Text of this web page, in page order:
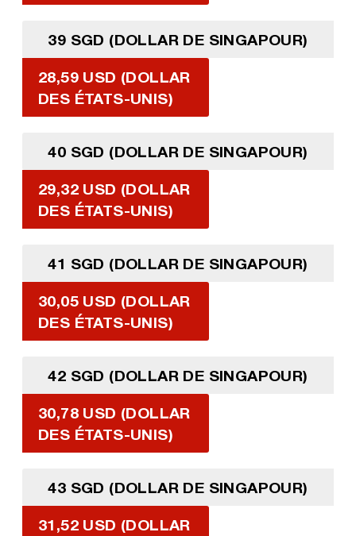
39 SGD (DOLLAR DE SINGAPOUR)
28,59 USD (DOLLAR
DES ÉTATS-UNIS)
40 SGD (DOLLAR DE SINGAPOUR)
29,32 USD (DOLLAR
DES ÉTATS-UNIS)
41 SGD (DOLLAR DE SINGAPOUR)
30,05 USD (DOLLAR
DES ÉTATS-UNIS)
42 SGD (DOLLAR DE SINGAPOUR)
30,78 USD (DOLLAR
DES ÉTATS-UNIS)
43 SGD (DOLLAR DE SINGAPOUR)
31,52 USD (DOLLAR